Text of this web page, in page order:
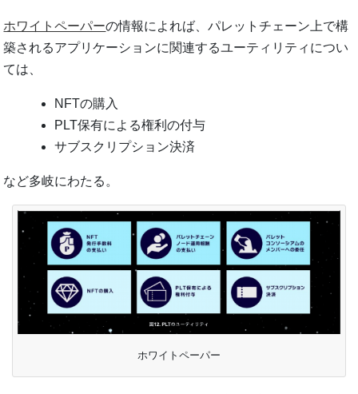
ホワイトペーパーの情報によれば、パレットチェーン上で構
築されるアプリケーションに関連するユーティリティについ
ては、
NFTの購⼊
PLT保有による権利の付与
サブスクリプション決済
など多岐にわたる。
ホワイトペーパー